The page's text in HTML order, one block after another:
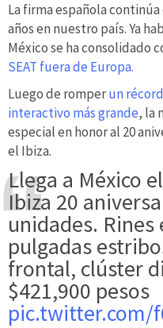
La firma española
años en nuestro país. Ya
México se ha consolidado
SEAT fuera de Europa.
Luego de romperun
interactivo más grande, la
especial en honor al 20
el Ibiza.
Llega a México el
Ibiza 20
unidades. Rines
pulgadas
frontal, clúster
$421,900 pesos
pic.twitter.com/